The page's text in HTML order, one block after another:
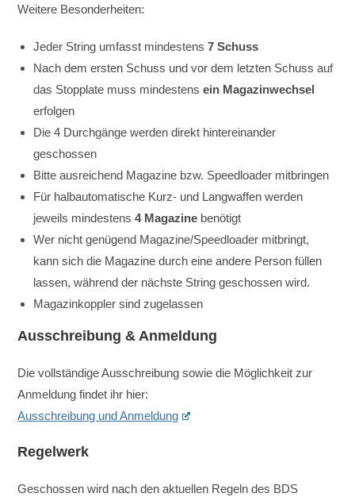
Weitere Besonderheiten:
Jeder String umfasst mindestens7 Schuss
Nach dem ersten Schuss und vor dem letzten Schuss auf
das Stopplate muss mindestensein Magazinwechsel
erfolgen
Die 4 Durchgänge werden direkt hintereinander
geschossen
Bitte ausreichend Magazine bzw. Speedloader mitbringen
Für halbautomatische Kurz- und Langwaffen werden
jeweils mindestens4 Magazine benötigt
Wer nicht genügend Magazine/Speedloader mitbringt,
kann sich die Magazine durch eine andere Person füllen
lassen, während der nächste String geschossen wird.
Magazinkoppler sind zugelassen
Ausschreibung & Anmeldung
Die vollständige Ausschreibung sowie die Möglichkeit zur
Anmeldung findet ihr hier:
Ausschreibung und Anmeldung
Regelwerk
Geschossen wird nach den aktuellen Regeln des BDS